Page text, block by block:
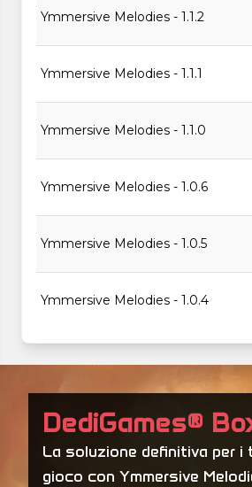
Ymmersive Melodies - 1.1.2
Ymmersive Melodies - 1.1.1
Ymmersive Melodies - 1.1.0
Ymmersive Melodies - 1.0.6
Ymmersive Melodies - 1.0.5
Ymmersive Melodies - 1.0.4
Ymmersive Melodies - 1.0.2
Ymmersive Melodies - 1.0.1
DediGames®
La soluzione definitiva per i
gioco con Ymmersive